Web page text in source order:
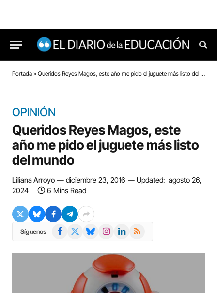
Portada » Queridos Reyes Magos, este año me pido el juguete más listo del mundo
OPINIÓN
Queridos Reyes Magos, este
año me pido el juguete más listo
del mundo
Liliana Arroyo diciembre 23, 2016 Updated: agosto 26,
2024
6 Mins Read
Síguenos Facebook BlueskyInstagramLinkedIn
RSS